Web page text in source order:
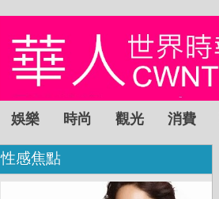
娛樂 時尚 觀光 消費
性感焦點